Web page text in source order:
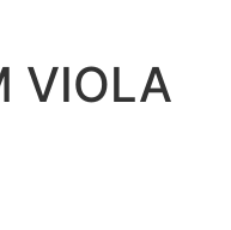
VIOLA